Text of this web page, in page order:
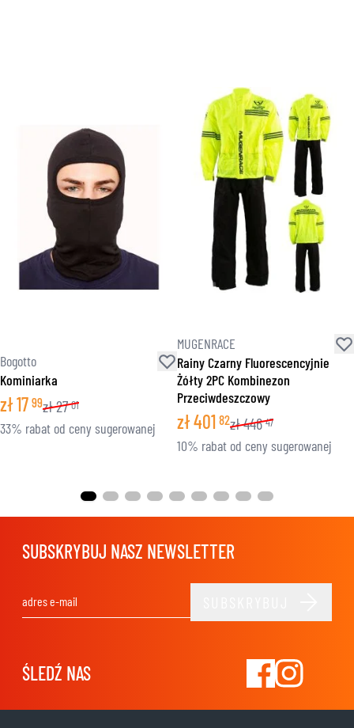
Bogotto
Kominiarka
zł17 99zł27 01
33% rabat od ceny sugerowanej
MUGENRACE
Rainy Czarny Fluorescencyjnie
Żółty 2PC Kombinezon
Przeciwdeszczowy
zł401 82zł446 47
10% rabat od ceny sugerowanej
SUBSKRYBUJ NASZ NEWSLETTER
ŚLEDŹ NAS